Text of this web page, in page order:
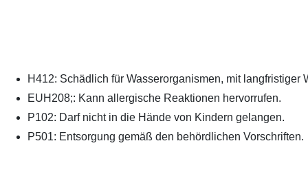
H412: Schädlich für Wasserorganismen, mit langfristiger
EUH208;: Kann allergische Reaktionen hervorrufen.
P102: Darf nicht in die Hände von Kindern gelangen.
P501: Entsorgung gemäß den behördlichen Vorschriften.